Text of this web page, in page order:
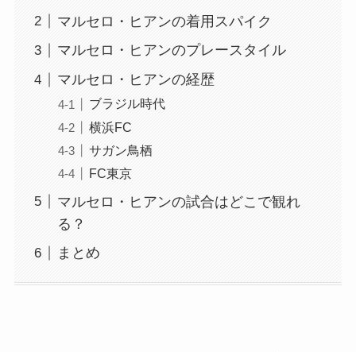
マルセロ・ヒアンの着用スパイク
マルセロ・ヒアンのプレースタイル
マルセロ・ヒアンの経歴
ブラジル時代
横浜FC
サガン鳥栖
FC東京
マルセロ・ヒアンの試合はどこで観れ
る？
まとめ